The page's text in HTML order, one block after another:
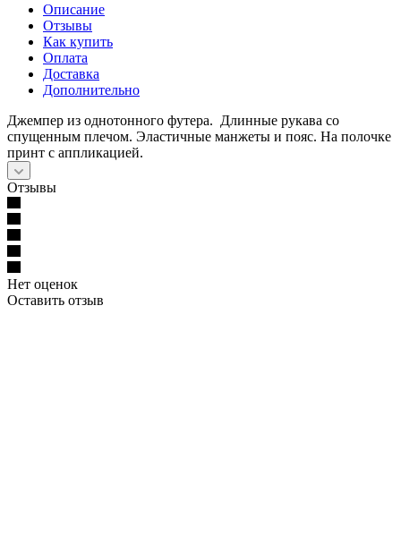
Описание
Отзывы
Как купить
Оплата
Доставка
Дополнительно
Джемпер из однотонного футера. Длинные рукава со
спущенным плечом. Эластичные манжеты и пояс. На полочке
принт с аппликацией.
Отзывы
Нет оценок
Оставить отзыв